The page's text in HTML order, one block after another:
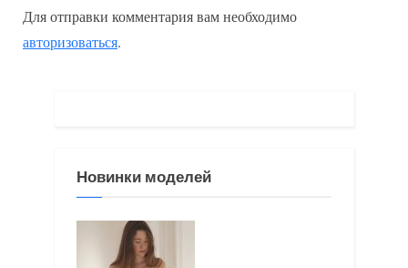
д
у
у
а
Для отправки комментария вам необходимо
авторизоваться.
Новинки моделей